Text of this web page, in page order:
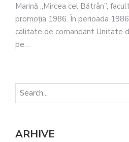
Marină „Mircea cel Bătrân”,
promoția 1986. În perioada
calitate de comandant Unitate
pe…
ARHIVE